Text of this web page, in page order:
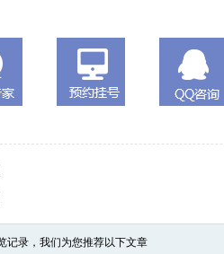
记录，我们为您推荐以下文章